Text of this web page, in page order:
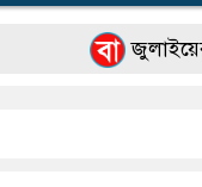
জুলাইয়ের